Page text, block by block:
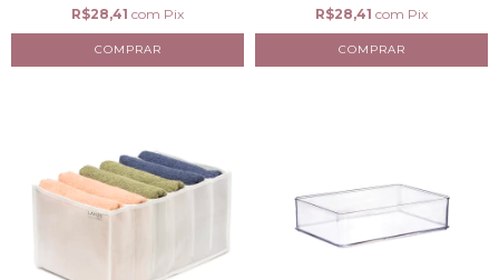
R$28,41 com Pix R$28,41 com Pix